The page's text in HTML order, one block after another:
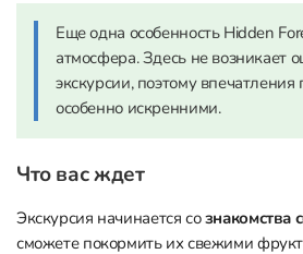
Еще одна особенность Hidden
атмосфера. Здесь не возникает
экскурсии, поэтому впечатления
особенно искренними.
Что вас ждет
Экскурсия начинается сознакомства
сможете покормить их свежими